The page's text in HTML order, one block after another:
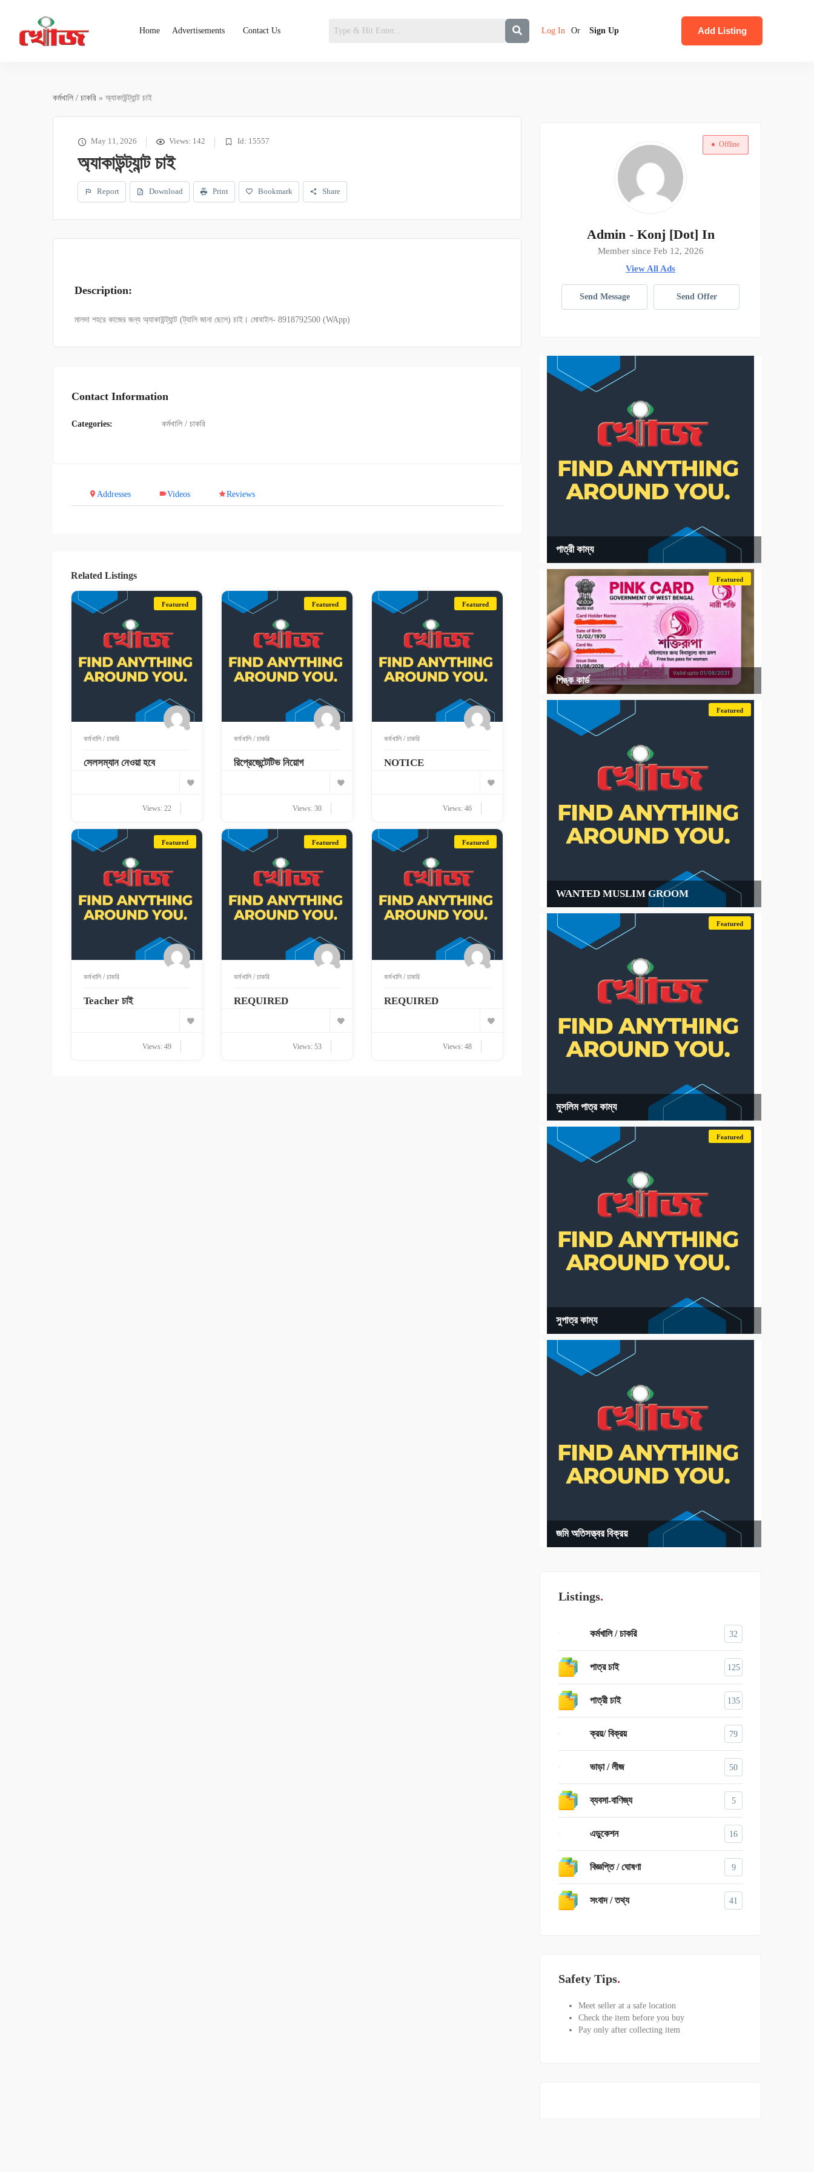
Home Advertisements Contact Us Log In Or Sign Up Add Listing
কর্মখালি / চাকরি » অ্যাকাউন্ট্যান্ট চাই
May 11, 2026 Views: 142 Id: 15557
অ্যাকাউন্ট্যান্ট চাই
Report Download Print Bookmark Share
Description:
মালদা শহরে কাজের জন্য অ্যাকাউন্ট্যান্ট (ট্যালি জানা ছেলে) চাই। মোবাইল- 8918792500 (WApp)
Contact Information
Categories: কর্মখালি / চাকরি
Addresses Videos Reviews
Related Listings
Featured
কর্মখালি / চাকরি
সেলসম্যান নেওয়া হবে
Views: 22
Featured
কর্মখালি / চাকরি
রিপ্রেজেন্টেটিভ নিয়োগ
Views: 30
Featured
কর্মখালি / চাকরি
NOTICE
Views: 46
Featured
কর্মখালি / চাকরি
Teacher চাই
Views: 49
Featured
কর্মখালি / চাকরি
REQUIRED
Views: 53
Featured
কর্মখালি / চাকরি
REQUIRED
Views: 48
Offline
Admin - Konj [Dot] In
Member since Feb 12, 2026
View All Ads
Send Message Send Offer
পাত্রী কাম্য
Featured
পিঙ্ক কার্ড
Featured
WANTED MUSLIM GROOM
Featured
মুসলিম পাত্র কাম্য
Featured
সুপাত্র কাম্য
জমি অতিসত্ত্বর বিক্রয়
Listings
কর্মখালি / চাকরি 32
পাত্র চাই 125
পাত্রী চাই 135
ক্রয়/ বিক্রয় 79
ভাড়া / লীজ 50
ব্যবসা-বাণিজ্য 5
এডুকেশন 16
বিজ্ঞপ্তি / ঘোষণা 9
সংবাদ / তথ্য 41
Safety Tips
Meet seller at a safe location
Check the item before you buy
Pay only after collecting item